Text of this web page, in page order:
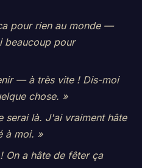
pour rien au monde —
beaucoup pour
— à très vite ! Dis-moi
chose. »
serai là. J'ai vraiment hâte
à moi. »
On a hâte de fêter ça